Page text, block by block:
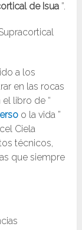
de Isua ”.
a los
en las rocas
libro de “
o la vida ”
Ciela
técnicos,
que siempre